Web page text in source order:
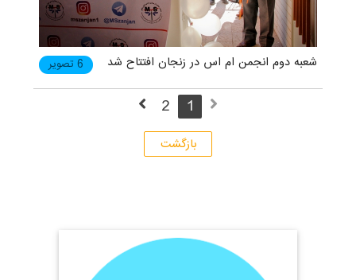
6 تصویر شعبه دوم انجمن ام اس در زنجان افتتاح شد
1
2
بازگشت